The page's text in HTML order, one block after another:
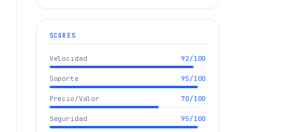
SCORES
Velocidad 92/100
Soporte 95/100
Precio/Valor 70/100
Seguridad 95/100